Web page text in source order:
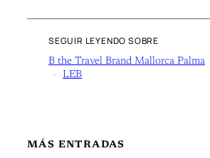
SEGUIR LEYENDO SOBRE
B the Travel Brand Mallorca Palma
LEB
MÁS ENTRADAS